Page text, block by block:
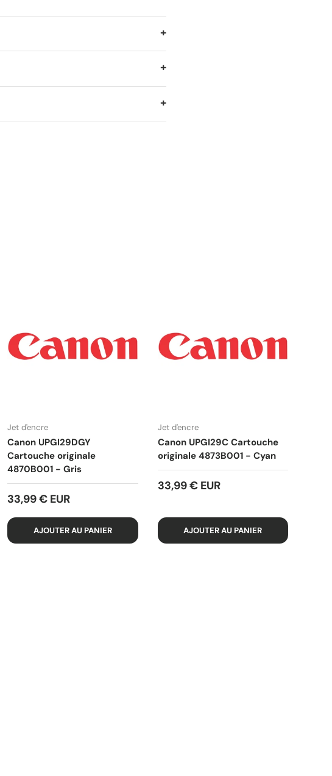
Jet d'encre
Canon UPGI29DGY
Cartouche originale
4870B001 - Gris
33,99 € EUR
AJOUTER AU PANIER
Jet d'encre
Canon UPGI29C Cartouche
originale 4873B001 - Cyan
33,99 € EUR
AJOUTER AU PANIER